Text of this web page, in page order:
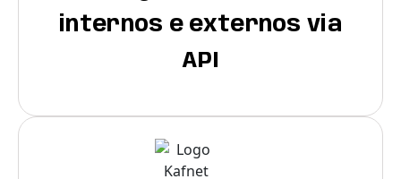
internos e externos via
API